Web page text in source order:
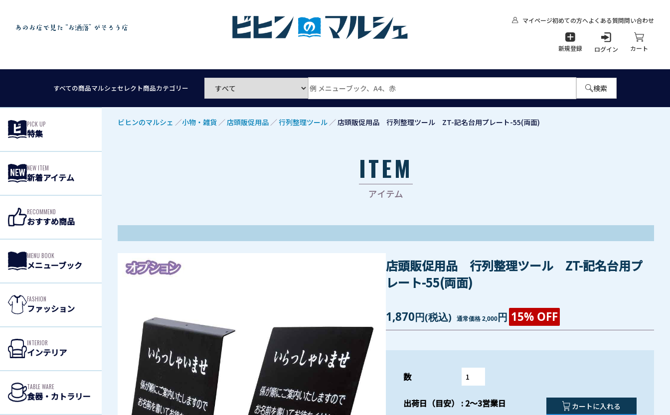
マイページ初めての方へ
新規登録
よくある質問
ログイン
問い合わせ
カート
すべての商品マルシェセレクト商品カテゴリー 検索
PICK UP
特集
NEW ITEM
新着アイテム
RECOMMEND
おすすめ商品
MENU BOOK
メニューブック
FASHION
ファッション
INTERIOR
インテリア
TABLE WARE
食器・カトラリー
ビヒンのマルシェ ／小物・雑貨 ／ 店頭販促用品 ／行列整理ツール ／ 店頭販促用品 行列整理ツール ZT-記名台用プレート-55(両面)
ITEM
アイテム
店頭販促用品 行列整理ツール ZT-記名台用プ
レート-55(両面)
1,870円(税込) 通常価格 2,000円 15% OFF
数
出荷日（目安） : 2～3営業日
カートに入れる